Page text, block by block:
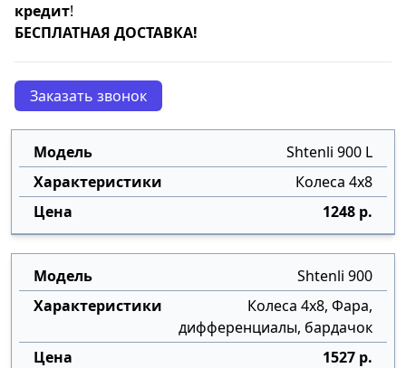
кредит!
БЕСПЛАТНАЯ ДОСТАВКА!
Заказать звонок
Shtenli 900 L
Колеса 4х8
1248 р.
Shtenli 900
Колеса 4х8, Фара,
дифференциалы, бардачок
1527 р.